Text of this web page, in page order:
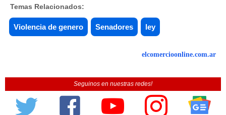
Temas Relacionados:
Violencia de genero Senadores ley
elcomercioonline.com.ar
Seguinos en nuestras redes!